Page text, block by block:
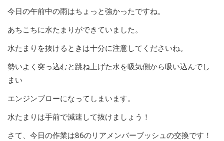
今日の午前中の雨はちょっと強かったですね。
あちこちに水たまりができていました。
水たまりを抜けるときは十分に注意してくださいね。
勢いよく突っ込むと跳ね上げた水を吸気側から吸い込んでし
まい
エンジンブローになってしまいます。
水たまりは手前で減速して抜けましょう！
さて、今日の作業は86のリアメンバーブッシュの交換です！